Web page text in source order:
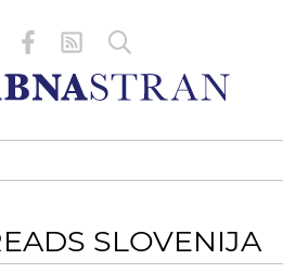
SLOVENIJA